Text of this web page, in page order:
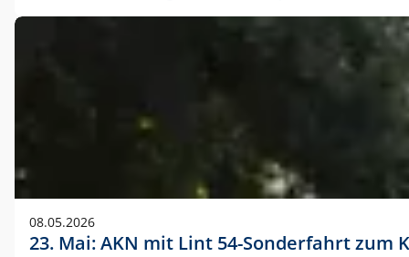
08.05.2026
23. Mai: AKN mit Lint 54-Sonderfahrt